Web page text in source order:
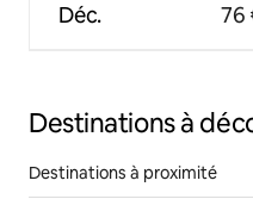
Déc. 76
Destinations à
Destinations à proximité